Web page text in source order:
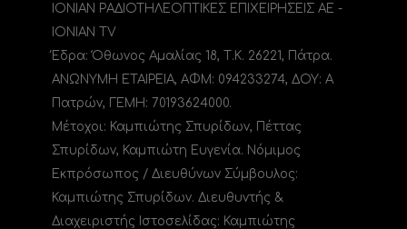
ΙΟΝΙΑΝ ΡΑΔΙΟΤΗΛΕΟΠΤΙΚΕΣ ΕΠΙΧΕΙΡΗΣΕΙΣ ΑΕ -
IONIAN TV
Έδρα: Όθωνος Αμαλίας 18, Τ.Κ. 26221, Πάτρα.
ΑΝΩΝΥΜΗ ΕΤΑΙΡΕΙΑ, ΑΦΜ: 094233274, ΔΟΥ: A
Πατρών, ΓΕΜΗ: 70193624000.
Μέτοχοι: Καμπιώτης Σπυρίδων, Πέττας
Σπυρίδων, Καμπιώτη Ευγενία. Νόμιμος
Εκπρόσωπος / Διευθύνων Σύμβουλος:
Καμπιώτης Σπυρίδων. Διευθυντής &
Διαχειριστής Ιστοσελίδας: Καμπιώτης